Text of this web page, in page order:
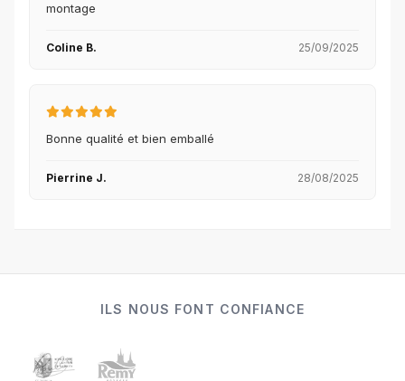
montage
Coline B. 25/09/2025
Bonne qualité et bien emballé
Pierrine J. 28/08/2025
ILS NOUS FONT CONFIANCE